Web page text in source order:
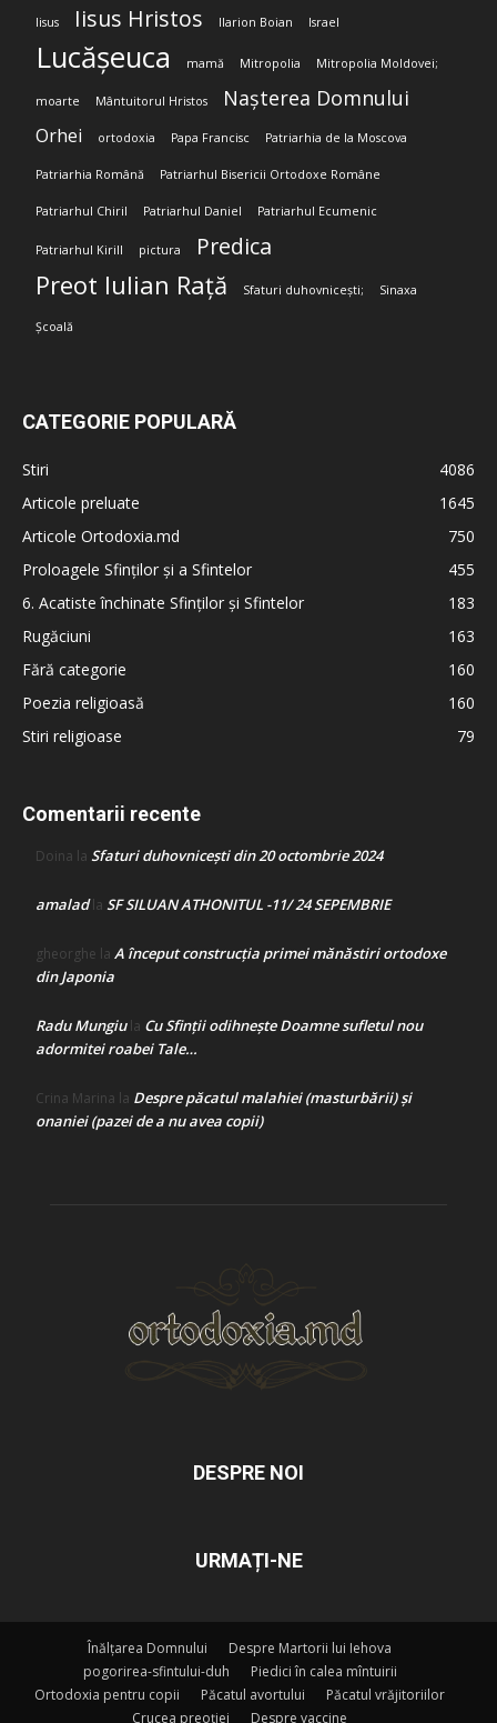
Iisus Iisus Hristos Ilarion Boian Israel
Lucășeuca mamă Mitropolia Mitropolia Moldovei;
moarte Mântuitorul Hristos Nașterea Domnului
Orhei ortodoxia Papa Francisc Patriarhia de la Moscova
Patriarhia Română Patriarhul Bisericii Ortodoxe Române
Patriarhul Chiril Patriarhul Daniel Patriarhul Ecumenic
Patriarhul Kirill pictura Predica
Preot Iulian Rață Sfaturi duhovnicești; Sinaxa
Școală
CATEGORIE POPULARĂ
Stiri
4086
Articole preluate
1645
Articole Ortodoxia.md
750
Proloagele Sfinților și a Sfintelor
455
6. Acatiste închinate Sfinților și Sfintelor
183
Rugăciuni
163
Fără categorie
160
Poezia religioasă
160
Stiri religioase
79
Comentarii recente
Doina la Sfaturi duhovnicești din 20 octombrie 2024
amaladla SF SILUAN ATHONITUL -11/ 24 SEPEMBRIE
gheorghe la A început construcţia primei mănăstiri ortodoxe
din Japonia
Radu Mungiula Cu Sfinții odihnește Doamne sufletul nou
adormitei roabei Tale…
Crina Marina la Despre păcatul malahiei (masturbării) şi
onaniei (pazei de a nu avea copii)
DESPRE NOI
URMAȚI-NE
Înălțarea Domnului
Despre Martorii lui Iehova
pogorirea-sfintului-duh
Piedici în calea mîntuirii
Ortodoxia pentru copii
Păcatul avortului
Păcatul vrăjitoriilor
Crucea preoției
Despre vaccine